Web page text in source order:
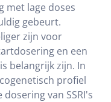
met lage doses
gebeurt.
zijn voor
en een
belangrijk zijn. In
profiel
van SSRI's